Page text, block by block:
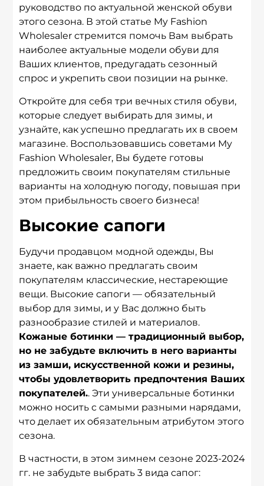
руководство по актуальной женской обуви
этого сезона. В этой статье My Fashion
Wholesaler стремится помочь Вам выбрать
наиболее актуальные модели обуви для
Ваших клиентов, предугадать сезонный
спрос и укрепить свои позиции на рынке.
Откройте для себя три вечных стиля обуви,
которые следует выбирать для зимы, и
узнайте, как успешно предлагать их в своем
магазине. Воспользовавшись советами My
Fashion Wholesaler, Вы будете готовы
предложить своим покупателям стильные
варианты на холодную погоду, повышая при
этом прибыльность своего бизнеса!
Высокие сапоги
Будучи продавцом модной одежды, Вы
знаете, как важно предлагать своим
покупателям классические, нестареющие
вещи. Высокие сапоги — обязательный
выбор для зимы, и у Вас должно быть
разнообразие стилей и материалов.
Кожаные ботинки — традиционный выбор,
но не забудьте включить в него варианты
из замши, искусственной кожи и резины,
чтобы удовлетворить предпочтения Ваших
покупателей.. Эти универсальные ботинки
можно носить с самыми разными нарядами,
что делает их обязательным атрибутом этого
сезона.
В частности, в этом зимнем сезоне 2023-2024
гг. не забудьте выбрать 3 вида сапог: